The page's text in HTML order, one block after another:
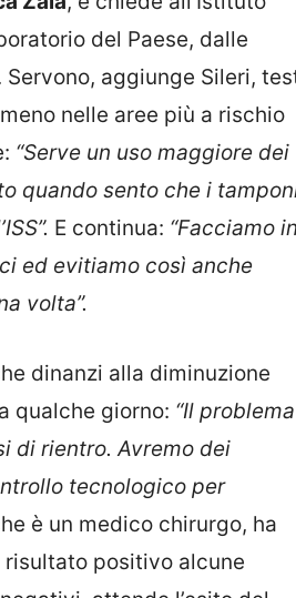
del Paese, dalle
aggiunge Sileri,
nelle aree più a rischio
“Serve un uso maggiore dei
quando sento che i
E continua: “Facciamo in
ed evitiamo così anche
volta”.
dinanzi alla diminuzione
qualche giorno: “Il problema
di rientro. Avremo dei
tecnologico per
è un medico chirurgo, ha
positivo alcune